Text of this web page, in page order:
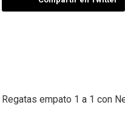
empato 1 a 1 con